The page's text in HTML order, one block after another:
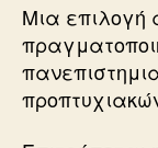
Μια επιλογή